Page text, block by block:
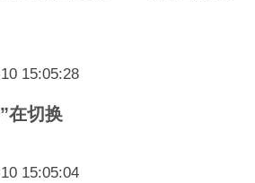
15:05:28
在切换
15:05:04